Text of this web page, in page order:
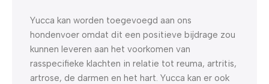
Yucca kan worden toegevoegd aan ons
hondenvoer omdat dit een positieve bijdrage zou
kunnen leveren aan het voorkomen van
rasspecifieke klachten in relatie tot reuma, artritis,
artrose, de darmen en het hart. Yucca kan er ook